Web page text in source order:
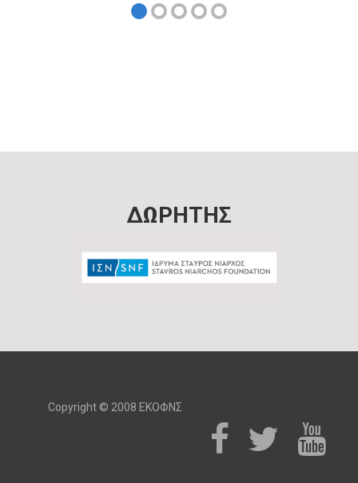
ΔΩΡΗΤΗΣ
Copyright © 2008 ΕΚΟΦΝΣ